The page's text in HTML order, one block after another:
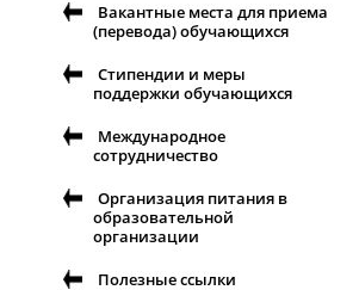
Вакантные места для приема
(перевода) обучающихся
Стипендии и меры
поддержки обучающихся
Международное
сотрудничество
Организация питания в
образовательной
организации
Полезные ссылки